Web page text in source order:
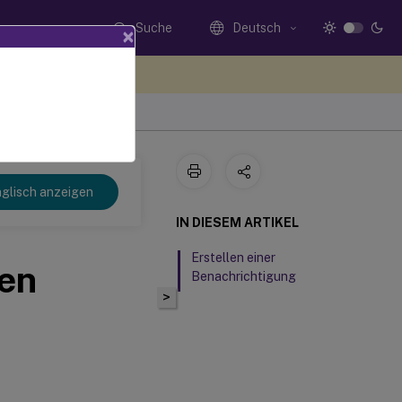
Suche Deutsch
anzeigen
>
IN DIESEM ARTIKEL
Erstellen einer
Benachrichtigung
×